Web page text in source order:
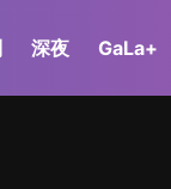
深夜 GaLa+